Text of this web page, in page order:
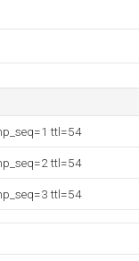
ttl=54
ttl=54
ttl=54